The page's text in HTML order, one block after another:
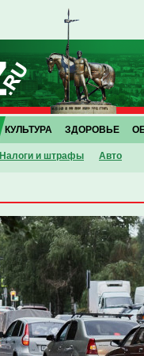
Налоги и штрафы Авто
КУЛЬТУРА ЗДОРОВЬЕ